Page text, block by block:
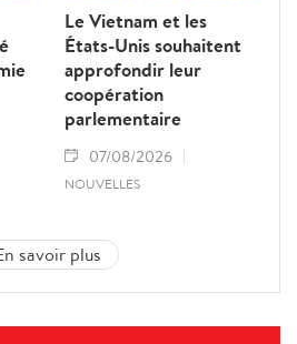
Le Vietnam et les
États-Unis souhaitent
approfondir leur
coopération
parlementaire
07/08/2026
NOUVELLES
savoir plus